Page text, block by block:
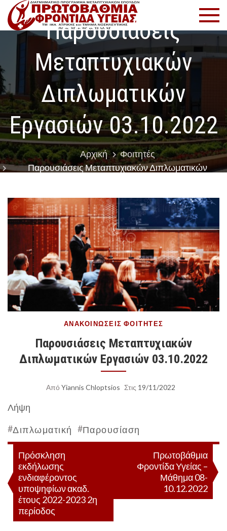
Μετάβαση
στο
περιεχόμενο
Υγείας
Πρόγραμμα
Σπουδών
Παρουσιάσεις
Μεταπτυχιακών
Διπλωματικών
Εργασιών 03.10.2022
Αρχική
Φοιτητές
Παρουσιάσεις Μεταπτυχιακών Διπλωματικών
ΑΝΑΚΟΙΝΏΣΕΙΣ ΦΟΙΤΗΤΈΣ
Παρουσιάσεις Μεταπτυχιακών
Διπλωματικών Εργασιών 03.10.2022
Από Yiannis Chloptsios Στις 19/11/2022
Λήψη
#Διπλωματική #Παρουσίαση
Πλοήγηση
άρθρων
Πρόσκληση
εκδήλωσης
ενδιαφέροντος
υποψηφίων ακαδ.
έτους 2022-2023 2η
περίοδος
Πρωτοβάθμια
Φροντίδα Υγείας –
Μάθημα 08-
10.12.2022